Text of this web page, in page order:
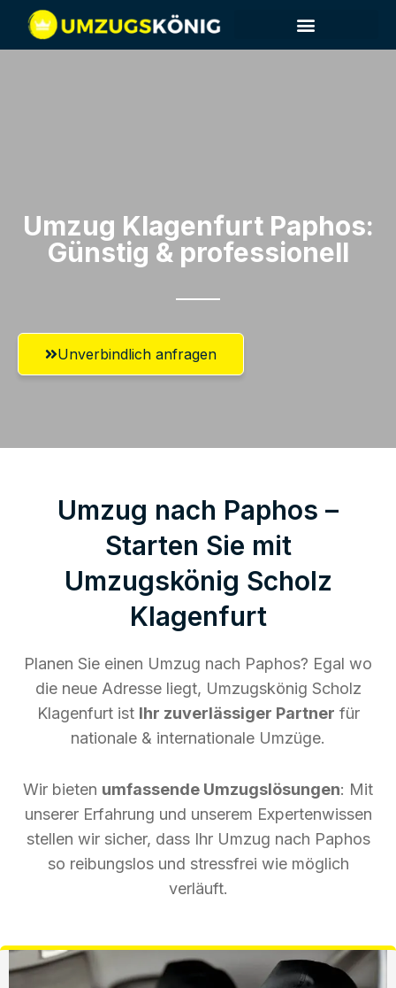
Umzug Klagenfurt​ Paphos:
Günstig & professionell​
Unverbindlich anfragen
Umzug nach Paphos –
Starten Sie mit
Umzugskönig Scholz
Klagenfurt
Planen Sie einen Umzug nach Paphos? Egal wo
die neue Adresse liegt, Umzugskönig Scholz
Klagenfurt ist Ihr zuverlässiger Partner für
nationale & internationale Umzüge.
Wir bieten umfassende Umzugslösungen: Mit
unserer Erfahrung und unserem Expertenwissen
stellen wir sicher, dass Ihr Umzug nach Paphos
so reibungslos und stressfrei wie möglich
verläuft.